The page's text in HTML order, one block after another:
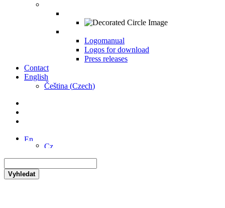
Logomanual
Logos for download
Press releases
Contact
English
Čeština (Czech)
Vyhledat